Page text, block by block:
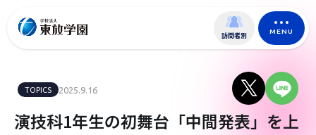
訪問者別 MENU
TOPICS 2025.9.16
演技科1年生の初舞台「中間発表」を上